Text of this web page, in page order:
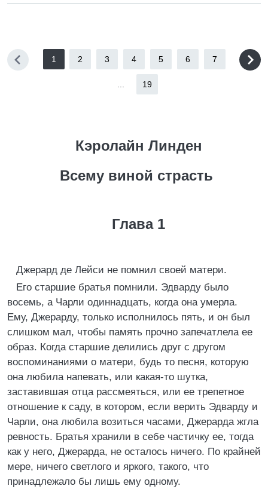
1 2 3 4 5 6 7
19
Кэролайн Линден
Всему виной страсть
Глава 1
Джерард де Лейси не помнил своей матери.
Его старшие братья помнили. Эдварду было
восемь, а Чарли одиннадцать, когда она умерла.
Ему, Джерарду, только исполнилось пять, и он был
слишком мал, чтобы память прочно запечатлела ее
образ. Когда старшие делились друг с другом
воспоминаниями о матери, будь то песня, которую
она любила напевать, или какая-то шутка,
заставившая отца рассмеяться, или ее трепетное
отношение к саду, в котором, если верить Эдварду и
Чарли, она любила возиться часами, Джерарда жгла
ревность. Братья хранили в себе частичку ее, тогда
как у него, Джерарда, не осталось ничего. По крайней
мере, ничего светлого и яркого, такого, что
принадлежало бы лишь ему одному.